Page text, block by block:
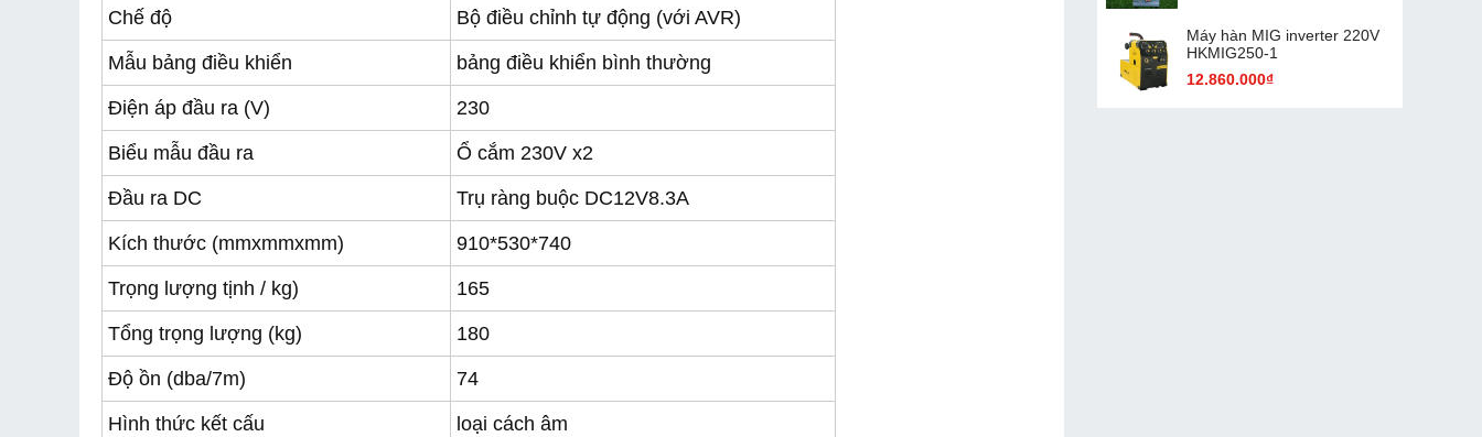
Chế độ Bộ điều chỉnh tự động (với AVR)
Mẫu bảng điều khiển bảng điều khiển bình thường
Điện áp đầu ra (V) 230
Biểu mẫu đầu ra Ổ cắm 230V x2
Đầu ra DC Trụ ràng buộc DC12V8.3A
Kích thước (mmxmmxmm) 910*530*740
Trọng lượng tịnh / kg) 165
Tổng trọng lượng (kg) 180
Độ ồn (dba/7m) 74
Hình thức kết cấu loại cách âm
Máy hàn MIG inverter 220V
HKMIG250-1
12.860.000₫